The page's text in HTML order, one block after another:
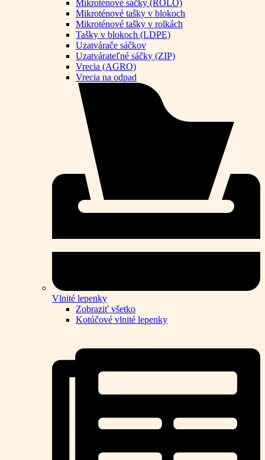
Mikroténové sáčky (ROLO)
Mikroténové tašky v blokoch
Mikroténové tašky v rolkách
Tašky v blokoch (LDPE)
Uzatvárače sáčkov
Uzatvárateľné sáčky (ZIP)
Vrecia (AGRO)
Vrecia na odpad
Vlnité lepenky
Zobraziť všetko
Kotúčové vlnité lepenky